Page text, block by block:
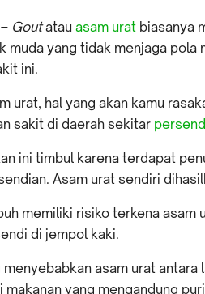
Goutatau asam urat biasanya
muda yang tidak menjaga pola
ini.
urat, hal yang akan kamu
sakit di daerah sekitar
ini timbul karena terdapat
Asam urat sendiri
memiliki risiko terkena asam
di jempol kaki.
asam urat
makanan yang mengandung